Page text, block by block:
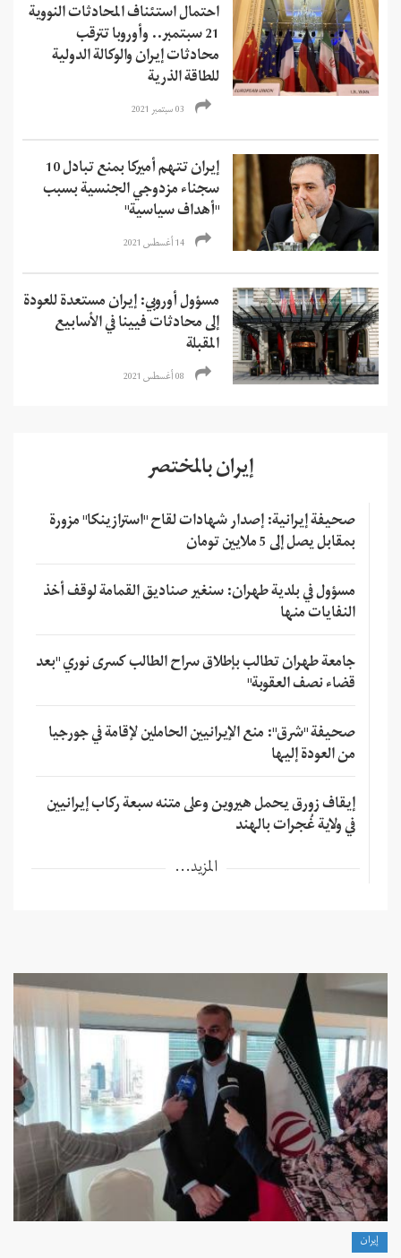
احتمال استئناف المحادثات النووية
21 سبتمبر.. وأوروبا تترقب
محادثات إيران والوكالة الدولية
للطاقة الذرية
03 سبتمبر 2021
إيران تتهم أميركا بمنع تبادل 10
سجناء مزدوجي الجنسية بسبب
"أهداف سياسية"
14 أغسطس 2021
مسؤول أوروبي: إيران مستعدة للعودة
إلى محادثات فيينا في الأسابيع
المقبلة
08 أغسطس 2021
إيران بالمختصر
صحيفة إيرانية: إصدار شهادات لقاح "استرازينكا" مزورة
بمقابل يصل إلى 5 ملايين تومان
مسؤول في بلدية طهران: سنغير صناديق القمامة لوقف أخذ
النفايات منها
جامعة طهران تطالب بإطلاق سراح الطالب كسرى نوري "بعد
قضاء نصف العقوبة"
صحيفة "شرق": منع الإيرانيين الحاملين لإقامة في جورجيا
من العودة إليها
إيقاف زورق يحمل هيروين وعلى متنه سبعة ركاب إيرانيين
في ولاية غُجرات بالهند
المزيد...
إيران